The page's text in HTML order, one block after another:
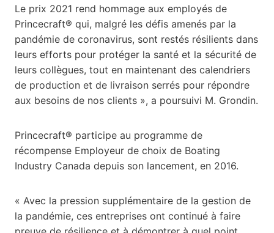
Le prix 2021 rend hommage aux employés de
Princecraft® qui, malgré les défis amenés par la
pandémie de coronavirus, sont restés résilients dans
leurs efforts pour protéger la santé et la sécurité de
leurs collègues, tout en maintenant des calendriers
de production et de livraison serrés pour répondre
aux besoins de nos clients », a poursuivi M. Grondin.
Princecraft® participe au programme de
récompense Employeur de choix de Boating
Industry Canada depuis son lancement, en 2016.
« Avec la pression supplémentaire de la gestion de
la pandémie, ces entreprises ont continué à faire